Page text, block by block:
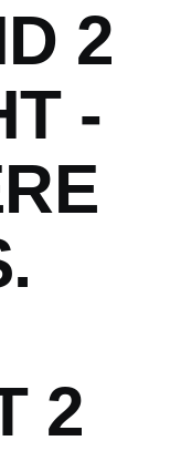
Über uns
2
-
2